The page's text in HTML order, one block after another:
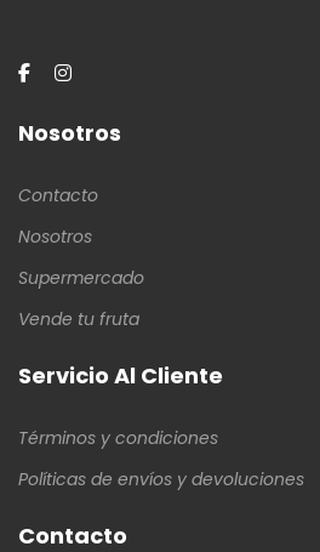
Nosotros
Contacto
Nosotros
Supermercado
Vende tu fruta
Servicio Al Cliente
Términos y condiciones
Políticas de envíos y devoluciones
Contacto